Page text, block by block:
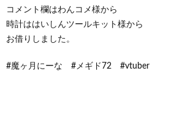
コメント欄はわんコメ様から
時計ははいしんツールキット様から
お借りしました。
#魔ヶ月にーな #メギド72 #vtuber